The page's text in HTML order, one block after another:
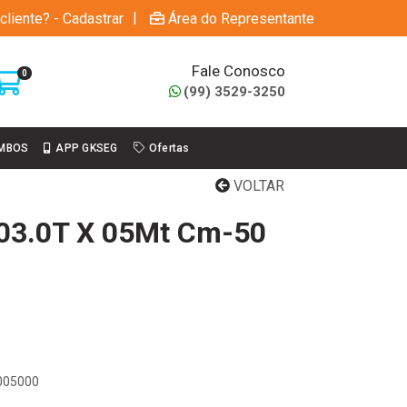
- Cadastrar | Área do Representante
0 Fale Conosco
(99) 3529-3250
APP GKSEG Ofertas
VOLTAR
X 05Mt Cm-50